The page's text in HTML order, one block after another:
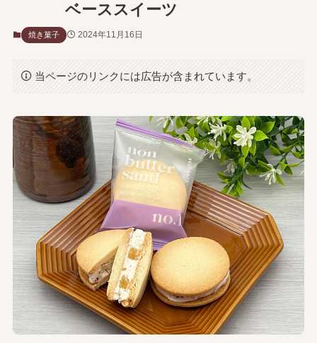
ベーススイーツ
焼き菓子 2024年11月16日
当ページのリンクには広告が含まれています。